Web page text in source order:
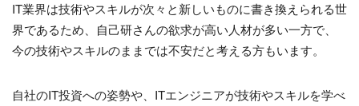
IT業界は技術やスキルが次々と新しいものに書き換えられる世
界であるため、自己研さんの欲求が高い人材が多い一方で、
今の技術やスキルのままでは不安だと考える方もいます。
自社のIT投資への姿勢や、 ITエンジニアが技術やスキルを学べ